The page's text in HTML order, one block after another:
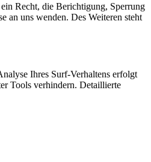
Recht, die Berichtigung, Sperrung
an uns wenden. Des Weiteren steht
Ihres Surf-Verhaltens erfolgt
Tools verhindern. Detaillierte